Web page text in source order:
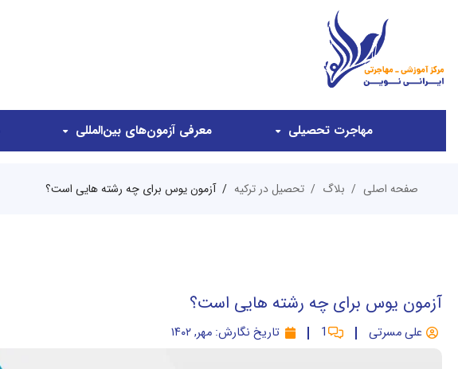
مهاجرت تحصیلی معرفی آزمون‌های بین‌المللی
صفحه اصلی بلاگ تحصیل در ترکیه آزمون یوس برای چه رشته هایی است؟
آزمون یوس برای چه رشته هایی است؟
علی مسرتی 1 تاریخ نگارش: مهر, ۱۴۰۲